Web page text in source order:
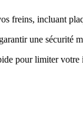
freins, incluant
une sécurité
pour limiter